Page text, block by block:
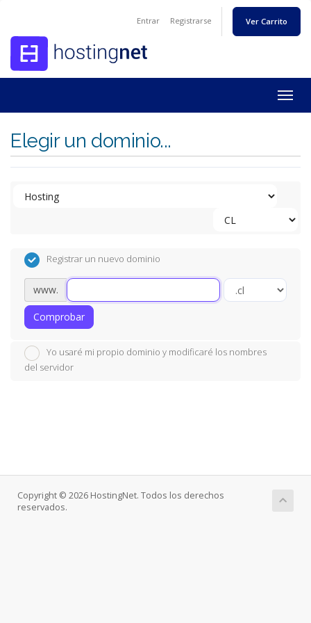
Entrar Registrarse Ver Carrito
Elegir un dominio...
Registrar un nuevo dominio
www.
Comprobar
Yo usaré mi propio dominio y modificaré los nombres
del servidor
Copyright © 2026 HostingNet. Todos los derechos
reservados.